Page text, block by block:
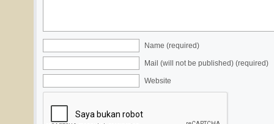
Name (required)
Mail (will not be published) (required)
Website